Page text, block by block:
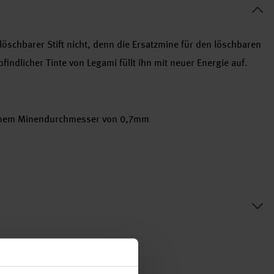
Stift nicht, denn die Ersatzmine für den löschbaren
Tinte von Legami füllt ihn mit neuer Energie auf.
Minendurchmesser von 0,7mm